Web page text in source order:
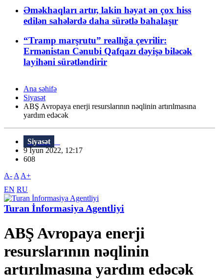
Əməkhaqları artır, lakin həyat ən çox hiss
edilən sahələrdə daha sürətlə bahalaşır
“Tramp marşrutu” reallığa çevrilir:
Ermənistan Cənubi Qafqazı dəyişə biləcək
layihəni sürətləndirir
Ana səhifə
Siyasət
ABŞ Avropaya enerji resurslarının nəqlinin artırılmasına
yardım edəcək
Siyasət
9 İyun 2022, 12:17
608
A- A A+
EN RU
Turan İnformasiya Agentliyi
ABŞ Avropaya enerji
resurslarının nəqlinin
artırılmasına yardım edəcək